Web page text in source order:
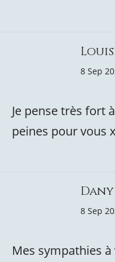
8 Sep
Je pense très fort
peines pour vous
8 Sep
Mes sympathies